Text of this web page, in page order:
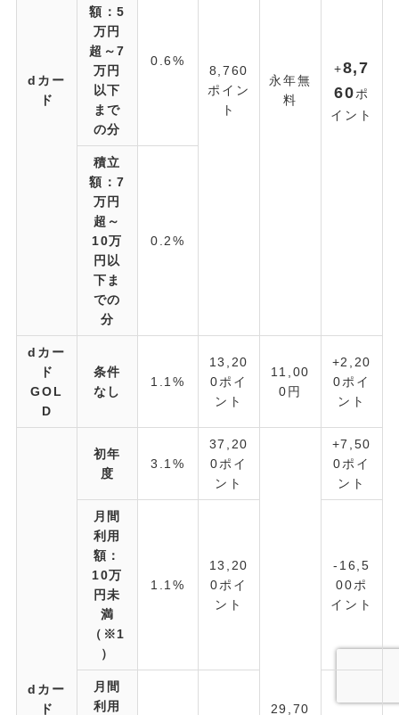
dカー
ド
8,760
ポイン
ト
永年無
料
+8,7
60ポ
イント
額：5
万円
超～7
万円
以下
まで
の分
0.6%
積立
額：7
万円
超～
10万
円以
下ま
での
分
0.2%
dカー
ド
GOL
D
条件
なし
1.1%
13,20
0ポイ
ント
11,00
0円
+2,20
0ポイ
ント
dカー
ド
初年
度
3.1%
37,20
0ポイ
ント
29,70
+7,50
0ポイ
ント
月間
利用
額：
10万
円未
満
（※1
）
1.1%
13,20
0ポイ
ント
-16,5
00ポ
イント
月間
利用